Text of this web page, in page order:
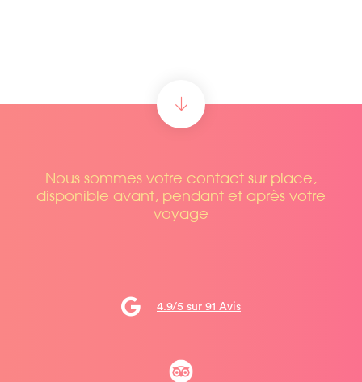
Nous sommes votre contact sur place,
disponible avant, pendant et après votre
voyage
4.9/5 sur 91 Avis